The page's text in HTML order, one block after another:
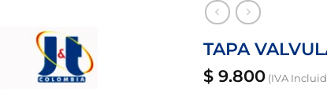
Añadir
TAPA
$ 9.800 (IVA